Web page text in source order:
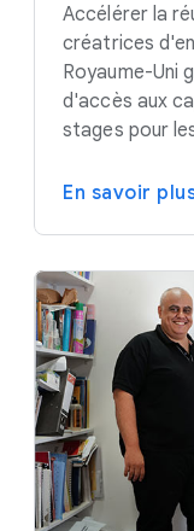
Accélérer la
créatrices
Royaume-Uni
d'accès aux
stages pour
En savoir